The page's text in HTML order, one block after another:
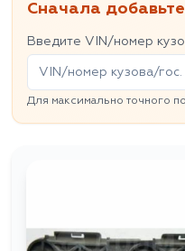
Сначала
Введите VIN/номер
Для максимально точного